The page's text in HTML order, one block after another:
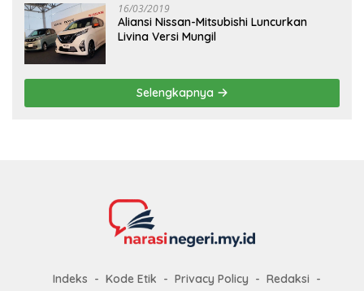
16/03/2019
Aliansi Nissan-Mitsubishi Luncurkan
Livina Versi Mungil
Selengkapnya
Indeks Kode Etik Privacy Policy
Redaksi